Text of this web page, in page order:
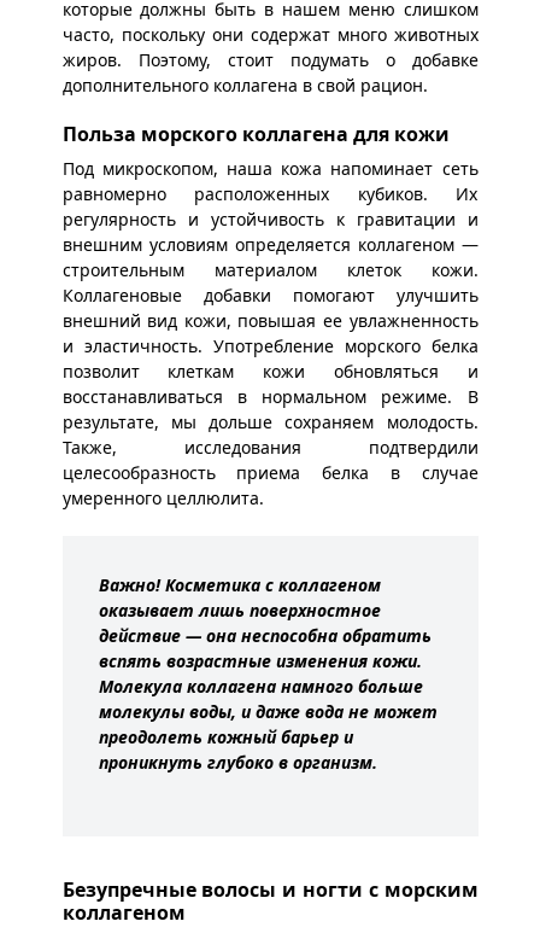
которые должны быть в нашем меню слишком
часто, поскольку они содержат много животных
жиров. Поэтому, стоит подумать о добавке
дополнительного коллагена в свой рацион.
Польза морского коллагена для кожи
Под микроскопом, наша кожа напоминает сеть
равномерно расположенных кубиков. Их
регулярность и устойчивость к гравитации и
внешним условиям определяется коллагеном —
строительным материалом клеток кожи.
Коллагеновые добавки помогают улучшить
внешний вид кожи, повышая ее увлажненность
и эластичность. Употребление морского белка
позволит клеткам кожи обновляться и
восстанавливаться в нормальном режиме. В
результате, мы дольше сохраняем молодость.
Также, исследования подтвердили
целесообразность приема белка в случае
умеренного целлюлита.
Важно! Косметика с коллагеном
оказывает лишь поверхностное
действие — она неспособна обратить
вспять возрастные изменения кожи.
Молекула коллагена намного больше
молекулы воды, и даже вода не может
преодолеть кожный барьер и
проникнуть глубоко в организм.
Безупречные волосы и ногти с морским
коллагеном